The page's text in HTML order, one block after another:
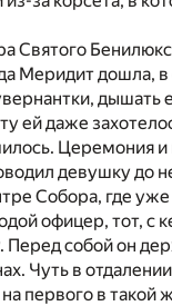
Святого
Меридит дошла,
дышать
ей даже
Церемония и
девушку до
Собора, где
офицер, тот, с
Перед собой он
Чуть в
первого в такой